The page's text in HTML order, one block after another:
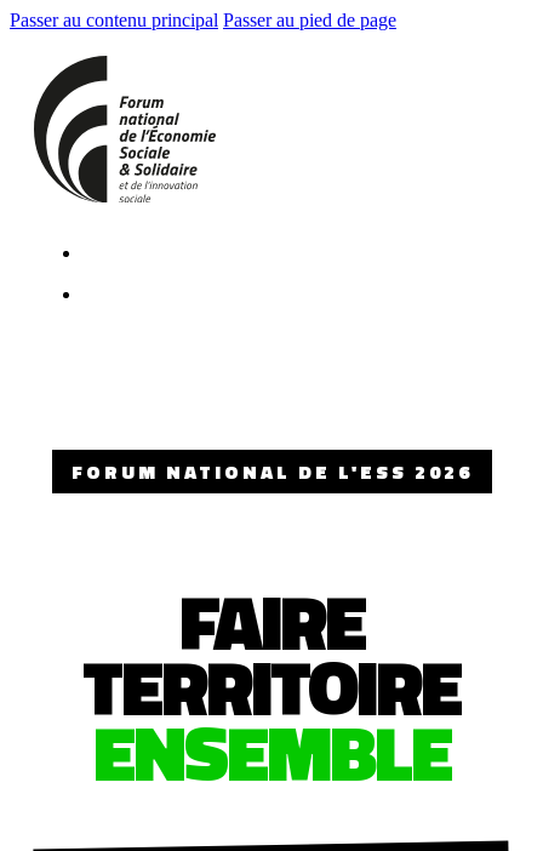
Passer au contenu principal Passer au pied de page
FORUM NATIONAL DE L'ESS 2026
FAIRE
TERRITOIRE
ENSEMBLE